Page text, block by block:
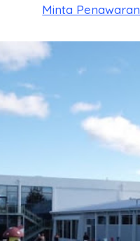
Minta Penawaran